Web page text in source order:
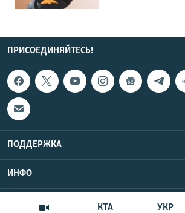
КТА УКР
ПРИСОЕДИНЯЙТЕСЬ!
ПОДДЕРЖКА
ИНФО
Copyright Крым.Реалии, 2026 |
UTC+3